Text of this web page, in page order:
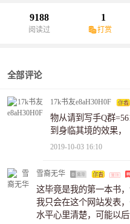
9188
阅读过
1
打赏
全部评论
17k书友e8aH30H0F
物从请到写手Q群
到身临其境的效果，
2019-10-03 16:10
雪裔无华
这毕竟是我的第一本书
我只会在这个网站发表
水平心里清楚，可能以